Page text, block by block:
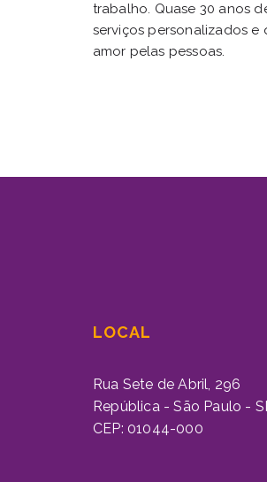
trabalho. Quase 30 anos
serviços personalizados e
amor pelas pessoas.
LOCAL
Rua Sete de Abril, 296
República - São Paulo -
CEP: 01044-000